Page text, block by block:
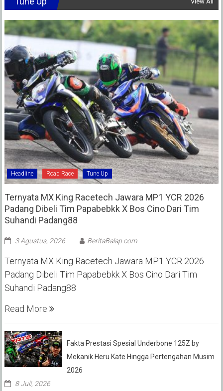
Headline Road Race Tune Up
Ternyata MX King Racetech Jawara MP1 YCR 2026
Padang Dibeli Tim Papabebkk X Bos Cino Dari Tim
Suhandi Padang88
3 Agustus, 2026 BeritaBalap.com
Ternyata MX King Racetech Jawara MP1 YCR 2026
Padang Dibeli Tim Papabebkk X Bos Cino Dari Tim
Suhandi Padang88
Read More
Fakta Prestasi Spesial Underbone 125Z by
Mekanik Heru Kate Hingga Pertengahan Musim
2026
8 Juli, 2026